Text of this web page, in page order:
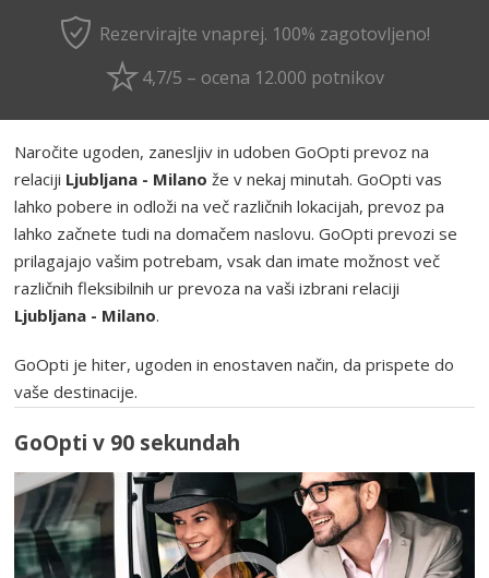
Rezervirajte vnaprej. 100% zagotovljeno!
4,7/5 – ocena 12.000 potnikov
Naročite ugoden, zanesljiv in udoben GoOpti prevoz na
relaciji Ljubljana - Milano že v nekaj minutah. GoOpti vas
lahko pobere in odloži na več različnih lokacijah, prevoz pa
lahko začnete tudi na domačem naslovu. GoOpti prevozi se
prilagajajo vašim potrebam, vsak dan imate možnost več
različnih fleksibilnih ur prevoza na vaši izbrani relaciji
Ljubljana - Milano.
GoOpti je hiter, ugoden in enostaven način, da prispete do
vaše destinacije.
GoOpti v 90 sekundah